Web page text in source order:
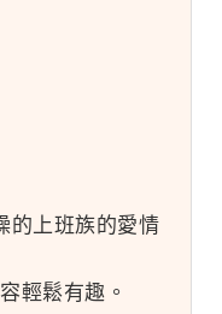
的上班族的愛情
輕鬆有趣。